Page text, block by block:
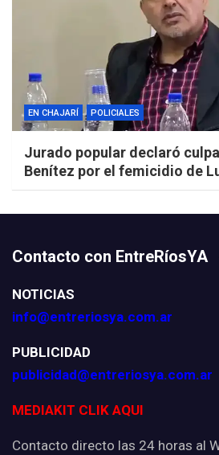
EN CHAJARÍ POLICIALES
Jurado popular declaró
Benítez por el femicidio de
Contacto con EntreRíosYA
NOTICIAS
info@entreriosya.com.ar
PUBLICIDAD
publicidad@entreriosya.com.ar
MEDIAKIT CLIK AQUI
Contacto directo las 24 horas al